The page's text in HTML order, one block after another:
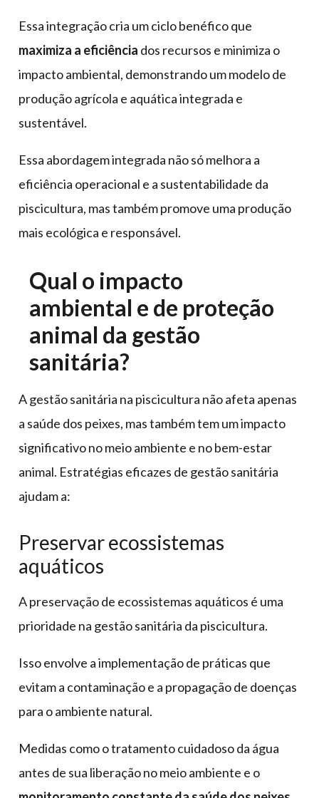
Essa integração cria um ciclo benéfico que
maximiza a eficiência dos recursos e minimiza o
impacto ambiental, demonstrando um modelo de
produção agrícola e aquática integrada e
sustentável.
Essa abordagem integrada não só melhora a
eficiência operacional e a sustentabilidade da
piscicultura, mas também promove uma produção
mais ecológica e responsável.
Qual o impacto
ambiental e de proteção
animal da gestão
sanitária?
A gestão sanitária na piscicultura não afeta apenas
a saúde dos peixes, mas também tem um impacto
significativo no meio ambiente e no bem-estar
animal. Estratégias eficazes de gestão sanitária
ajudam a:
Preservar ecossistemas
aquáticos
A preservação de ecossistemas aquáticos é uma
prioridade na gestão sanitária da piscicultura.
Isso envolve a implementação de práticas que
evitam a contaminação e a propagação de doenças
para o ambiente natural.
Medidas como o tratamento cuidadoso da água
antes de sua liberação no meio ambiente e o